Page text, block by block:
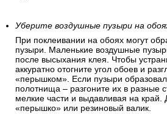
Уберите воздушные пузыри на
При поклеивании на обоях могут
пузыри. Маленькие воздушные
после высыхания клея. Чтобы
аккуратно отогните угол обоев и
«перышком». Если пузыри
полотнища – разгоните их в разные
мелкие части и выдавливая на край.
«перышко» или резиновый валик.